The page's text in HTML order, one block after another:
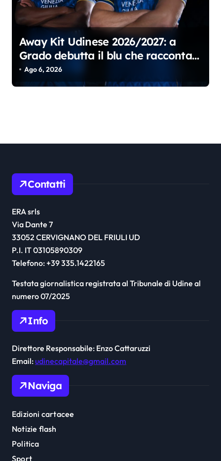
Away Kit Udinese 2026/2027: a
Grado debutta il blu che racconta il
Friuli
Ago 6, 2026
Contatti
ERA srls
Via Dante 7
33052 CERVIGNANO DEL FRIULI UD
P.I. IT 03105890309
Telefono: +39 335.1422165
Testata giornalistica registrata al Tribunale di Udine al
numero 07/2025
Info
Direttore Responsabile: Enzo Cattaruzzi
Email:udinecapitale@gmail.com
Naviga
Edizioni cartacee
Notizie flash
Politica
Sport